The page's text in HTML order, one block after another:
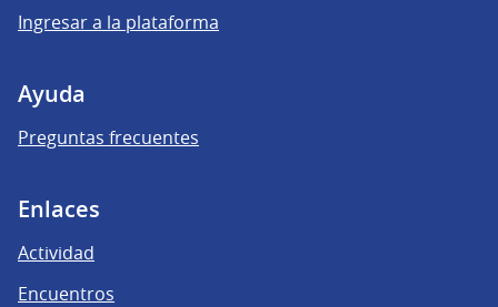
Ingresar a la plataforma
Ayuda
Preguntas frecuentes
Enlaces
Actividad
Encuentros